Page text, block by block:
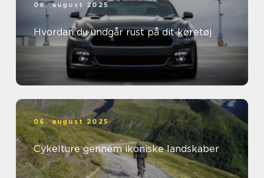
06. august 2025
Hvordan du undgår rust på dit køretøj
06. august 2025
Cykelture gennem ikoniske landskaber